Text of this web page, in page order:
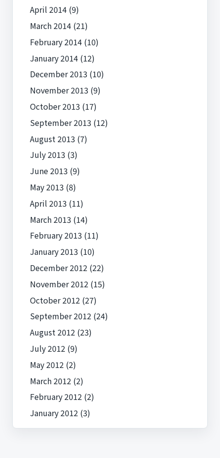
April 2014(9)
March 2014(21)
February 2014(10)
January 2014(12)
December 2013 (10)
November 2013 (9)
October 2013 (17)
September 2013 (12)
August 2013 (7)
July 2013 (3)
June 2013 (9)
May 2013 (8)
April 2013 (11)
March 2013 (14)
February 2013 (11)
January 2013 (10)
December 2012 (22)
November 2012 (15)
October 2012 (27)
September 2012 (24)
August 2012 (23)
July 2012 (9)
May 2012 (2)
March 2012 (2)
February 2012 (2)
January 2012 (3)